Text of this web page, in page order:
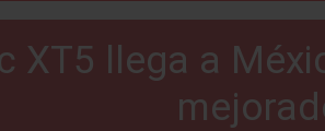
XT5 llega a